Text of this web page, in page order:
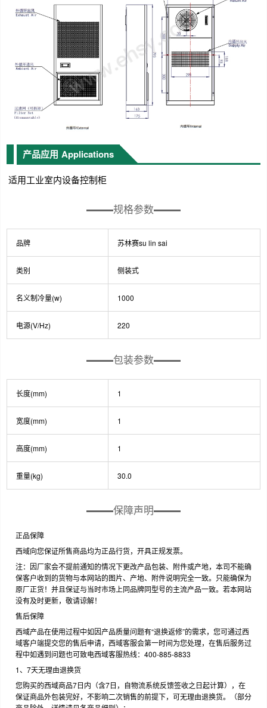
产品应用 Applications
适用工业室内设备控制柜
规格参数
品牌 苏林赛su lin sai
类别 侧装式
名义制冷量(w) 1000
电源(V/Hz) 220
包装参数
长度(mm) 1
宽度(mm) 1
高度(mm) 1
重量(kg) 30.0
保障声明
正品保障
西域向您保证所售商品均为正品行货，开具正规发票。
注：因厂家会不提前通知的情况下更改产品包装、附件或产地，本司不能确
保客户收到的货物与本网站的图片、产地、附件说明完全一致。只能确保为
原厂正货！并且保证与当时市场上同品牌同型号的主流产品一致。若本网站
没有及时更新，敬请谅解！
售后保障
西域产品在使用过程中如因产品质量问题有“退换返修”的需求，您可通过西
域客户端提交您的售后申请，西域客服会第一时间为您处理，在售后服务过
程中如遇到问题也可致电西域客服热线：400-885-8833
1、7天无理由退换货
您购买的西域商品7日内（含7日，自物流系统反馈签收之日起计算），在
保证商品外包装完好，不影响二次销售的前提下，可无理由退换货。（部分